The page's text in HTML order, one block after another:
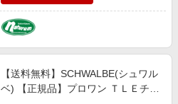
【送料無料】SCHWALBE(シュワル
ベ) 【正規品】プロワン ＴＬＥチュ